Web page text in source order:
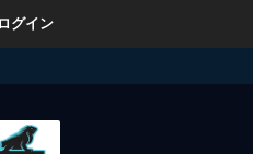
ログイン